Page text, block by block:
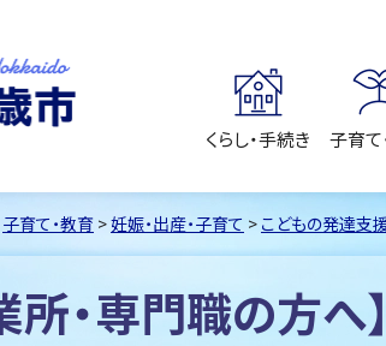
くらし・手続き 子育て
子育て・教育 >妊娠・出産・子育て > こどもの発達支
所・専門職の方